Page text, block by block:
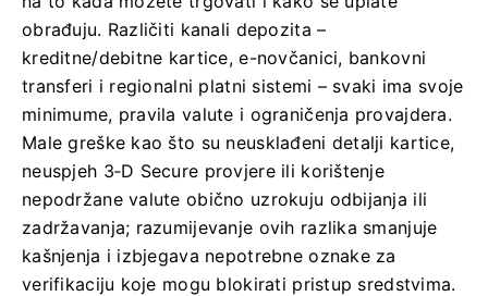
obrađuju. Različiti kanali depozita –
kreditne/debitne kartice, e-novčanici, bankovni
transferi i regionalni platni sistemi – svaki ima svoje
minimume, pravila valute i ograničenja provajdera.
Male greške kao što su neusklađeni detalji kartice,
neuspjeh 3‑D Secure provjere ili korištenje
nepodržane valute obično uzrokuju odbijanja ili
zadržavanja; razumijevanje ovih razlika smanjuje
kašnjenja i izbjegava nepotrebne oznake za
verifikaciju koje mogu blokirati pristup sredstvima.